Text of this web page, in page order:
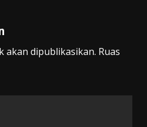
akan dipublikasikan. Ruas